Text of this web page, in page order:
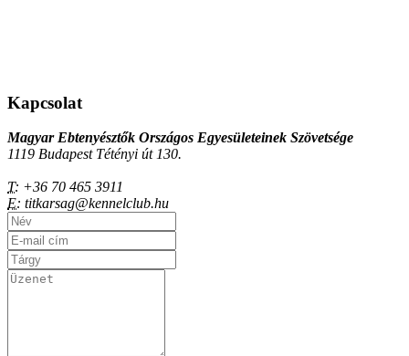
Kapcsolat
Magyar Ebtenyésztők Országos Egyesületeinek Szövetsége
1119 Budapest Tétényi út 130.
T: +36 70 465 3911
E: titkarsag@kennelclub.hu